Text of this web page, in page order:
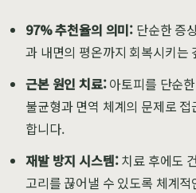
97% 추천율의 의미: 단순한 증
과 내면의 평온까지 회복시키는
근본 원인 치료:아토피를 단순
불균형과 면역 체계의 문제로
합니다.
재발 방지 시스템:치료 후에도
고리를 끊어낼 수 있도록 체계